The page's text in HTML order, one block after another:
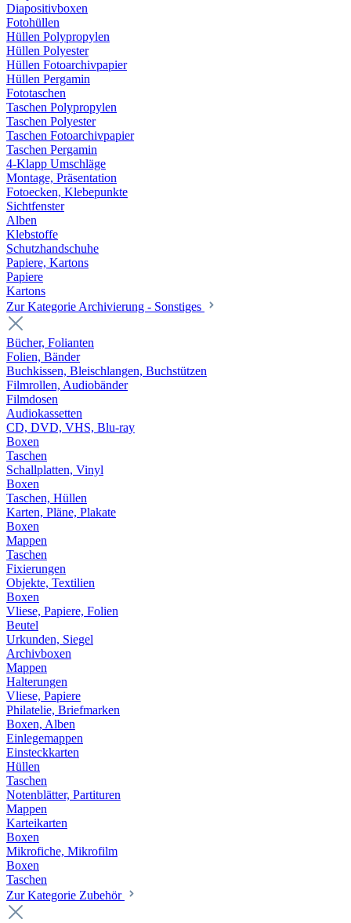
Diapositivboxen
Fotohüllen
Hüllen Polypropylen
Hüllen Polyester
Hüllen Fotoarchivpapier
Hüllen Pergamin
Fototaschen
Taschen Polypropylen
Taschen Polyester
Taschen Fotoarchivpapier
Taschen Pergamin
4-Klapp Umschläge
Montage, Präsentation
Fotoecken, Klebepunkte
Sichtfenster
Alben
Klebstoffe
Schutzhandschuhe
Papiere, Kartons
Papiere
Kartons
Zur Kategorie Archivierung - Sonstiges
Bücher, Folianten
Folien, Bänder
Buchkissen, Bleischlangen, Buchstützen
Filmrollen, Audiobänder
Filmdosen
Audiokassetten
CD, DVD, VHS, Blu-ray
Boxen
Taschen
Schallplatten, Vinyl
Boxen
Taschen, Hüllen
Karten, Pläne, Plakate
Boxen
Mappen
Taschen
Fixierungen
Objekte, Textilien
Boxen
Vliese, Papiere, Folien
Beutel
Urkunden, Siegel
Archivboxen
Mappen
Halterungen
Vliese, Papiere
Philatelie, Briefmarken
Boxen, Alben
Einlegemappen
Einsteckkarten
Hüllen
Taschen
Notenblätter, Partituren
Mappen
Karteikarten
Boxen
Mikrofiche, Mikrofilm
Boxen
Taschen
Zur Kategorie Zubehör